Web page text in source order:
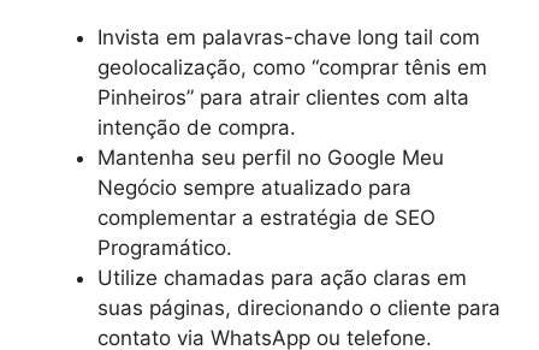
Invista em palavras-chave long tail com
geolocalização, como “comprar tênis em
Pinheiros” para atrair clientes com alta
intenção de compra.
Mantenha seu perfil no Google Meu
Negócio sempre atualizado para
complementar a estratégia de SEO
Programático.
Utilize chamadas para ação claras em
suas páginas, direcionando o cliente para
contato via WhatsApp ou telefone.